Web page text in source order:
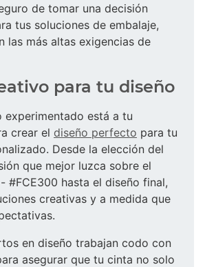
de tomar una decisión
tus soluciones de embalaje,
las más altas exigencias de
para tu diseño
experimentado está a tu
crear el diseño perfecto para tu
Desde la elección del
que mejor luzca sobre el
#FCE300 hasta el diseño final,
creativas y a medida que
en diseño trabajan codo con
asegurar que tu cinta no solo